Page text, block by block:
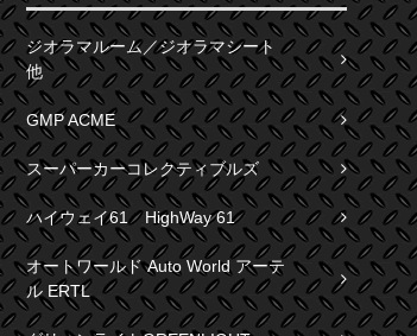
ジオラマルーム／ジオラマシート
他
GMP ACME
スーパーカーコレクティブルズ
ハイウェイ61 HighWay 61
オートワールド Auto World アーテ
ル ERTL